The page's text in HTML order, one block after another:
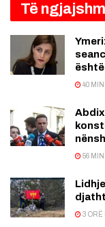
Të
40
56
3 ORË